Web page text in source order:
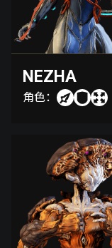
NEZHA
角色：